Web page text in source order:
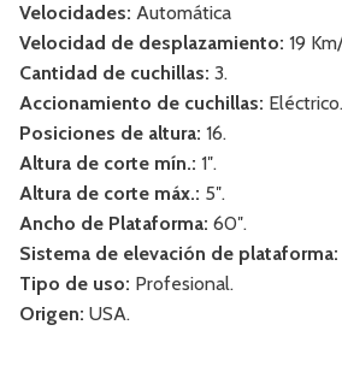
Velocidades: Automática
Velocidad de desplazamiento: 19
Cantidad de cuchillas: 3.
Accionamiento de cuchillas: Eléctrico.
Posiciones de altura: 16.
Altura de corte mín.: 1″.
Altura de corte máx.: 5″.
Ancho de Plataforma: 60″.
Sistema de elevación de plataforma:
Tipo de uso: Profesional.
Origen: USA.